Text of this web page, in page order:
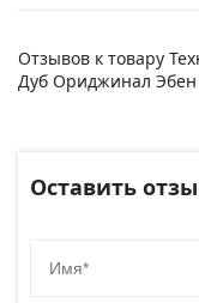
Отзывов к товару
Дуб Ориджинал Эбен
Оставить